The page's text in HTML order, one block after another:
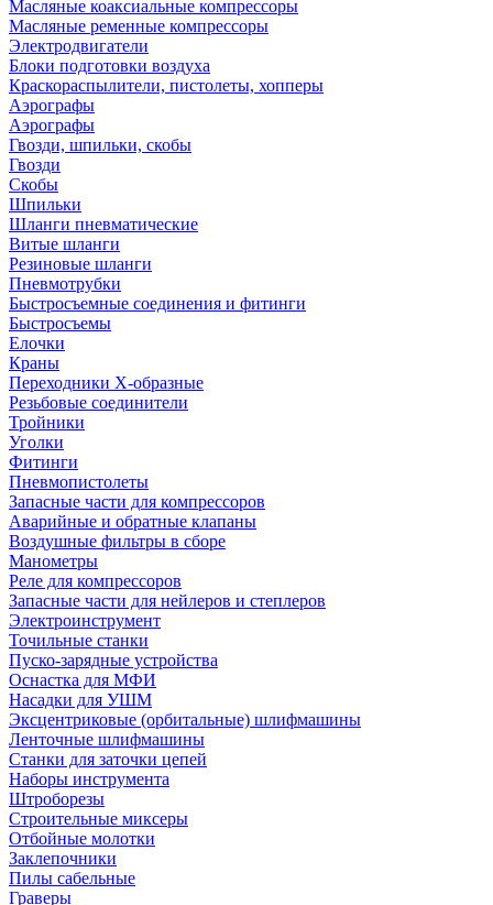
Масляные коаксиальные компрессоры
Масляные ременные компрессоры
Электродвигатели
Блоки подготовки воздуха
Краскораспылители, пистолеты, хопперы
Аэрографы
Аэрографы
Гвозди, шпильки, скобы
Гвозди
Скобы
Шпильки
Шланги пневматические
Витые шланги
Резиновые шланги
Пневмотрубки
Быстросъемные соединения и фитинги
Быстросъемы
Елочки
Краны
Переходники Х-образные
Резьбовые соединители
Тройники
Уголки
Фитинги
Пневмопистолеты
Запасные части для компрессоров
Аварийные и обратные клапаны
Воздушные фильтры в сборе
Манометры
Реле для компрессоров
Запасные части для нейлеров и степлеров
Электроинструмент
Точильные станки
Пуско-зарядные устройства
Оснастка для МФИ
Насадки для УШМ
Эксцентриковые (орбитальные) шлифмашины
Ленточные шлифмашины
Станки для заточки цепей
Наборы инструмента
Штроборезы
Строительные миксеры
Отбойные молотки
Заклепочники
Пилы сабельные
Граверы